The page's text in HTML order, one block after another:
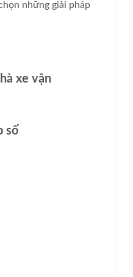
những giải pháp
xe vận
số